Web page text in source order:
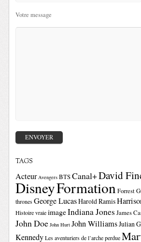
Votre message
TAGS
Acteur Avengers BTSCanal+David
DisneyFormationForrest
thrones George LucasHarold Ramis
Histoire vraie imageIndiana Jones James
John Doe John Hurt John WilliamsJulian
Kennedy Les aventuriers de l’arche perdue